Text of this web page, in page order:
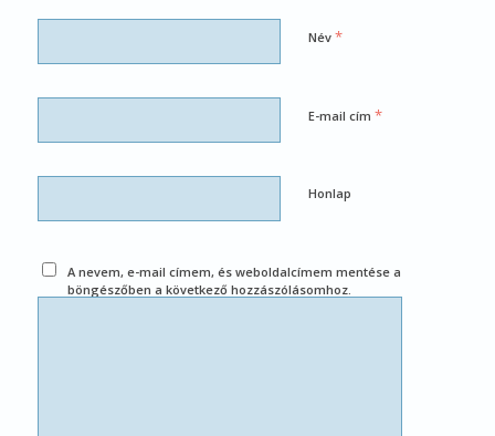
Név *
E-mail cím *
Honlap
A nevem, e-mail címem, és weboldalcímem mentése a
böngészőben a következő hozzászólásomhoz.